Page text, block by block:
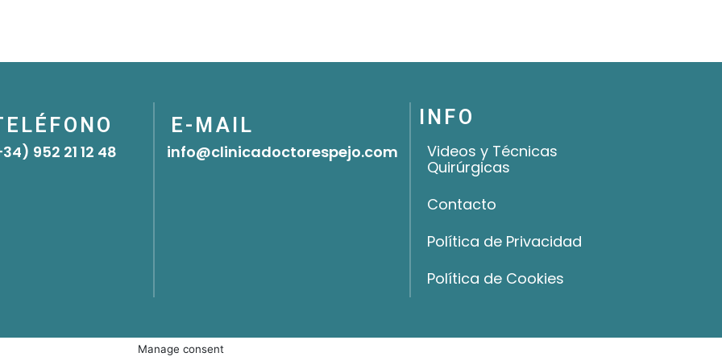
952 21 12 48
E-MAIL
info@clinicadoctorespejo.com
INFO
Videos y Técnicas
Quirúrgicas
Contacto
Política de Privacidad
Política de Cookies
Manage consent